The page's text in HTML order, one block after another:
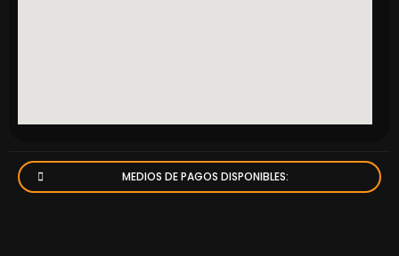
MEDIOS DE PAGOS DISPONIBLES: